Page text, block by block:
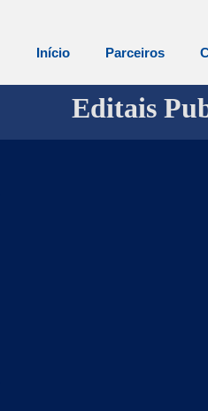
Início Parceiros
Editais